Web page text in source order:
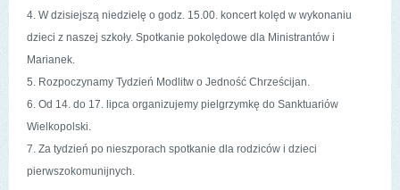
4. W dzisiejszą niedzielę o godz. 15.00. koncert kolęd w wykonaniu
dzieci z naszej szkoły. Spotkanie pokolędowe dla Ministrantów i
Marianek.
5. Rozpoczynamy Tydzień Modlitw o Jedność Chrześcijan.
6. Od 14. do 17. lipca organizujemy pielgrzymkę do Sanktuariów
Wielkopolski.
7. Za tydzień po nieszporach spotkanie dla rodziców i dzieci
pierwszokomunijnych.